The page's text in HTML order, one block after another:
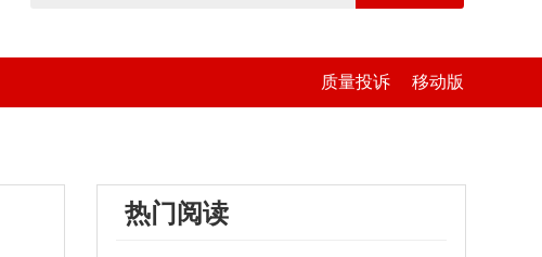
质量投诉 移动版
热门阅读